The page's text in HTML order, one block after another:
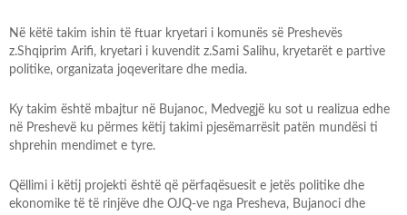
Në këtë takim ishin të ftuar kryetari i komunës së Preshevës
z.Shqiprim Arifi, kryetari i kuvendit z.Sami Salihu, kryetarët e partive
politike, organizata joqeveritare dhe media.
Ky takim është mbajtur në Bujanoc, Medvegjë ku sot u realizua edhe
në Preshevë ku përmes këtij takimi pjesëmarrësit patën mundësi ti
shprehin mendimet e tyre.
Qëllimi i këtij projekti është që përfaqësuesit e jetës politike dhe
ekonomike të të rinjëve dhe OJQ-ve nga Presheva, Bujanoci dhe